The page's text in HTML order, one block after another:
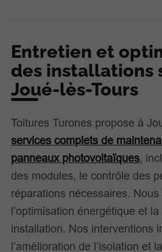
Entretien et
des installations
Joué-lès-Tours
Toitures Turones propose à
services complets de
panneaux photovoltaïques,
des modules, le contrôle des
réparations nécessaires. Nous
l’optimisation énergétique et
installation. Nos interventions
l’amélioration de l’isolation et